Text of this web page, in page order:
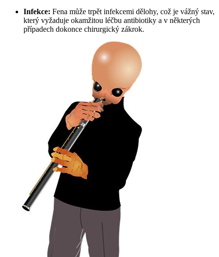
Infekce: Fena může trpět infekcemi dělohy, což je vážný stav,
který vyžaduje okamžitou léčbu antibiotiky a v některých
případech dokonce chirurgický zákrok.